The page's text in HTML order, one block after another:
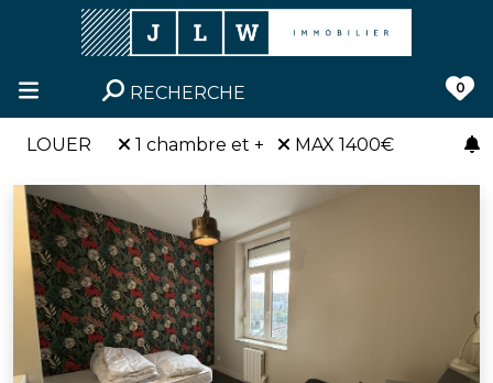
RECHERCHE 0
LOUER 1 chambre et + MAX 1400€